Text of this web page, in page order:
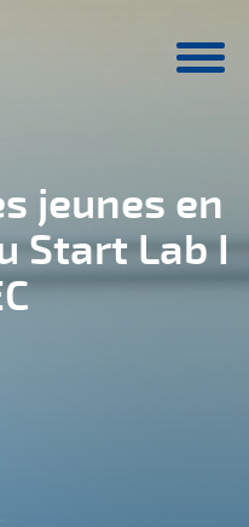
jeunes en
Start Lab I